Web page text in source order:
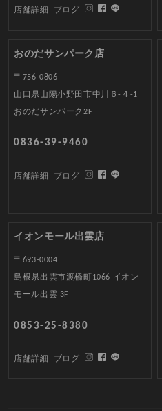
店舗詳細 ブログ
おのだサンパーク店
〒756-0806
山口県山陽小野田市中川６-４-1
おのだサンパーク2F
0836-39-9460
店舗詳細 ブログ
イオンモール出雲店
〒693-0004
島根県出雲市渡橋町1066 イオン
モール出雲 3F
0853-25-8380
店舗詳細 ブログ